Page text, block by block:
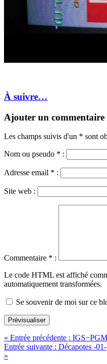
À suivre…
Ajouter un commentaire
Les champs suivis d'un * sont
Nom ou pseudo * :
Adresse email * :
Site web :
Commentaire * :
Le code HTML est affiché
automatiquement transformées.
Se souvenir de moi sur ce
Prévisualiser
« Entrée précédente :
Entrée suivante : Décapotes -
»